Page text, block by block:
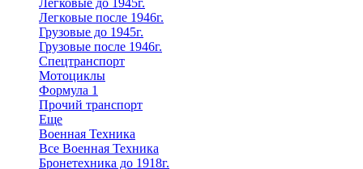
Легковые до 1945г.
Легковые после 1946г.
Грузовые до 1945г.
Грузовые после 1946г.
Спецтранспорт
Мотоциклы
Формула 1
Прочий транспорт
Еще
Военная Техника
Все Военная Техника
Бронетехника до 1918г.